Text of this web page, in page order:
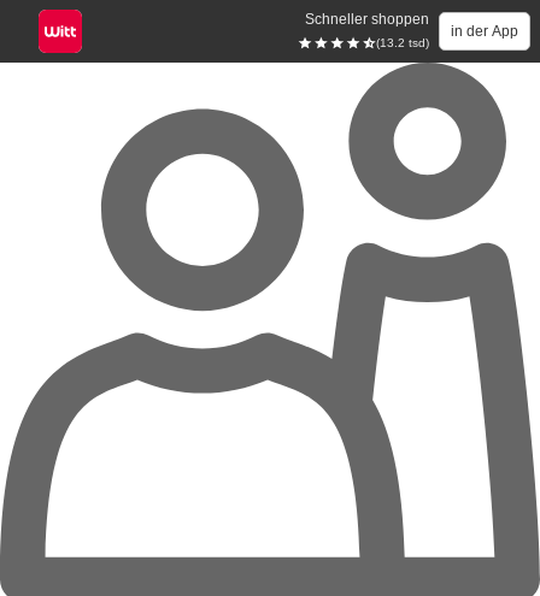
Schneller shoppen
(13.2 tsd)
in der App